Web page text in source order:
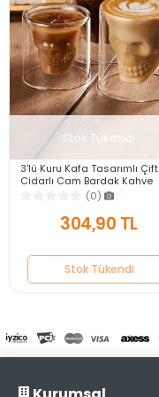
Stok Tükendi
3'lü Kuru Kafa Tasarımlı Çift
Cidarlı Cam Bardak Kahve
Sunum Bar Kokteyl Bardağı
Kristal Cam Kupa
(0)
304,90 TL
Stok Tükendi